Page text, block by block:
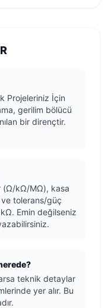
Projeleriniz İçin
gerilim bölücü
bir dirençtir.
(Ω/kΩ/MΩ), kasa
tolerans/güç
Emin değilseniz
teknik detaylar
yer alır. Bu